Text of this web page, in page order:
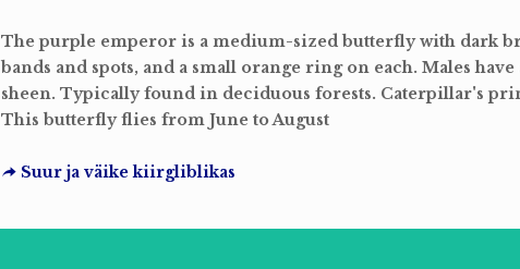
The purple emperor is a medium-sized butterfly with dark
bands and spots, and a small orange ring on each. Males
sheen. Typically found in deciduous forests. Caterpillar's
This butterfly flies from June to August
Suur ja väike kiirgliblikas